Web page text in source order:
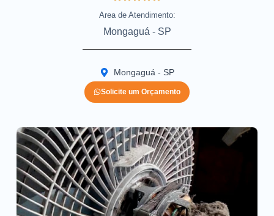
Area de Atendimento:
Mongaguá - SP
Mongaguá - SP
Solicite um Orçamento